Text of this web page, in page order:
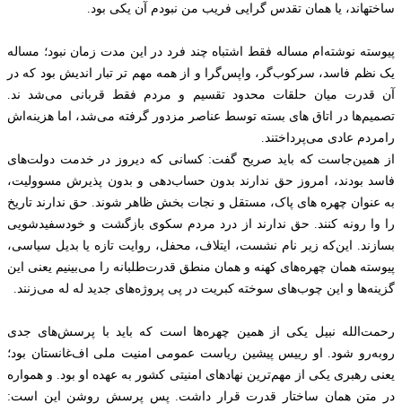
ساختهاند‌، یا همان تقدس گرایی فریب من نبودم آن یکی بود.
پیوسته نوشته‌ام مساله فقط اشتباه چند فرد در این مدت زمان نبود؛ مساله
یک نظم فاسد، سرکوب‌گر، واپس‌گرا و از همه مهم‌ تر تبار اندیش بود که در
آن قدرت میان حلقات محدود تقسیم و مردم فقط قربانی می‌شد ند.
تصمیم‌ها در اتاق‌ های بسته توسط عناصر مزدور گرفته می‌شد، اما هزینه‌اش
رامردم عادی می‌پرداختند.
از همین‌جاست که باید صریح گفت: کسانی که دیروز در خدمت دولت‌های
فاسد بودند، امروز حق ندارند بدون حساب‌دهی و بدون پذیرش مسوولیت،
به‌ عنوان چهره‌ های پاک، مستقل و نجات‌ بخش ظاهر شوند. حق ندارند تاریخ
را وا رونه کنند. حق ندارند از درد مردم سکوی بازگشت و خودسفیدشویی
بسازند. این‌که زیر نام نشست، ایتلاف، محفل، روایت تازه یا بدیل سیاسی،
پیوسته همان چهره‌های کهنه و همان منطق قدرت‌طلبانه را می‌بینیم یعنی این
گزینه‌ها و این چوب‌های سوخته کبریت در پی پروژه‌های جدید له له می‌زنند.
رحمت‌الله نبیل یکی از همین چهره‌ها است که باید با پرسش‌های جدی
روبه‌رو شود. او رییس پیشین ریاست عمومی امنیت ملی اف‌غانستان بود؛
یعنی رهبری یکی از مهم‌ترین نهادهای امنیتی کشور به عهده او بود. و همواره
در متن همان ساختار قدرت قرار داشت. پس پرسش روشن این است: